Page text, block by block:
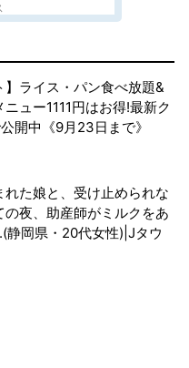
】ライス・パン食べ放題&
ュー1111円はお得!最新ク
開中《9月23日まで》
れた娘と、受け止められな
の夜、助産師がミルクをあ
静岡県・20代女性)|Jタウ